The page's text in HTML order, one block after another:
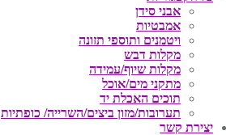
אבני סידן
אמבטיות
ויטמנים ותוספי תזונה
מקלות דבש
מקלות שיוף/עמידה
מתקני מים/אוכל
תוכים האכלת יד
תערובות/מזון ביצים/השרייה/ כופתיות
יצירת קשר